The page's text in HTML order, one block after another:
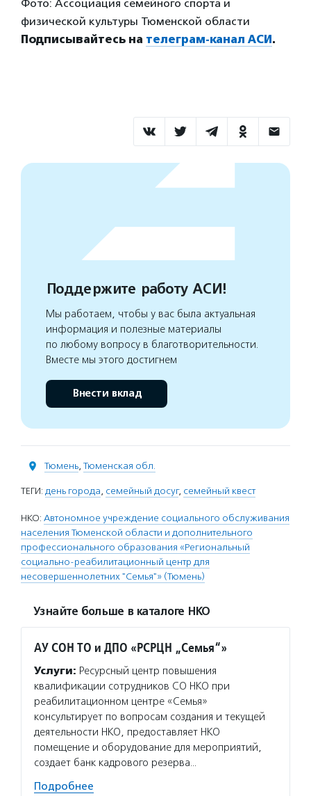
Фото: Ассоциация семейного спорта и
физической культуры Тюменской области
Подписывайтесь на телеграм-канал АСИ.
Поддержите работу АСИ!
Мы работаем, чтобы у вас была актуальная
информация и полезные материалы
по любому вопросу в благотворительности.
Вместе мы этого достигнем
Внести вклад
Тюмень, Тюменская обл.
ТЕГИ: день города, семейный досуг, семейный квест
НКО: Автономное учреждение социального обслуживания
населения Тюменской области и дополнительного
профессионального образования «Региональный
социально-реабилитационный центр для
несовершеннолетних "Семья"» (Тюмень)
Узнайте больше в каталоге НКО
АУ СОН ТО и ДПО «РСРЦН „Семья“»
Услуги: Ресурсный центр повышения
квалификации сотрудников СО НКО при
реабилитационном центре «Семья»
консультирует по вопросам создания и текущей
деятельности НКО, предоставляет НКО
помещение и оборудование для мероприятий,
создает банк кадрового резерва…
Подробнее